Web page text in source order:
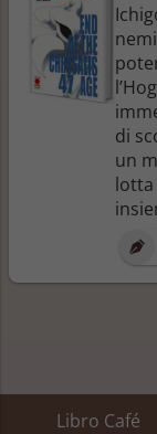
di
un
lotta
Libro Café